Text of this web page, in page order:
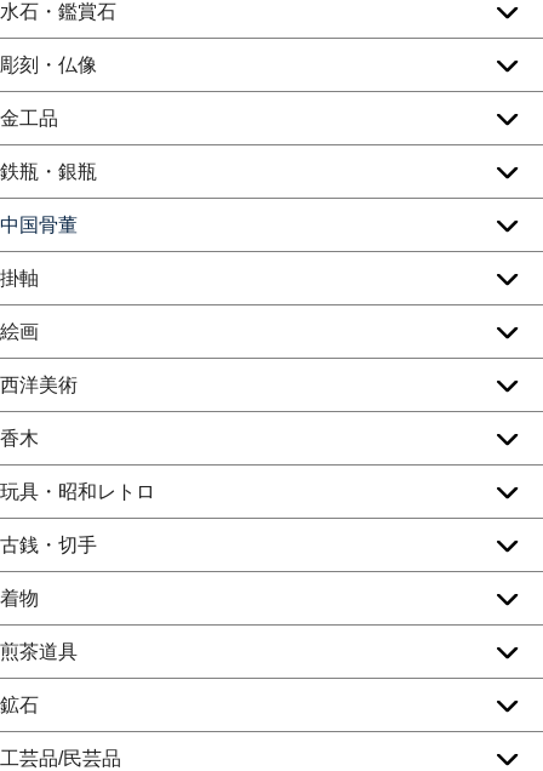
水石・鑑賞石
彫刻・仏像
金工品
鉄瓶・銀瓶
中国骨董
掛軸
絵画
西洋美術
香木
玩具・昭和レトロ
古銭・切手
着物
煎茶道具
鉱石
工芸品/民芸品